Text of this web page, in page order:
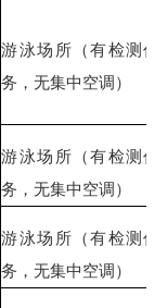
游泳场所（有检测任
务，无集中空调）
游泳场所（有检测任
务，无集中空调）
游泳场所（有检测任
务，无集中空调）